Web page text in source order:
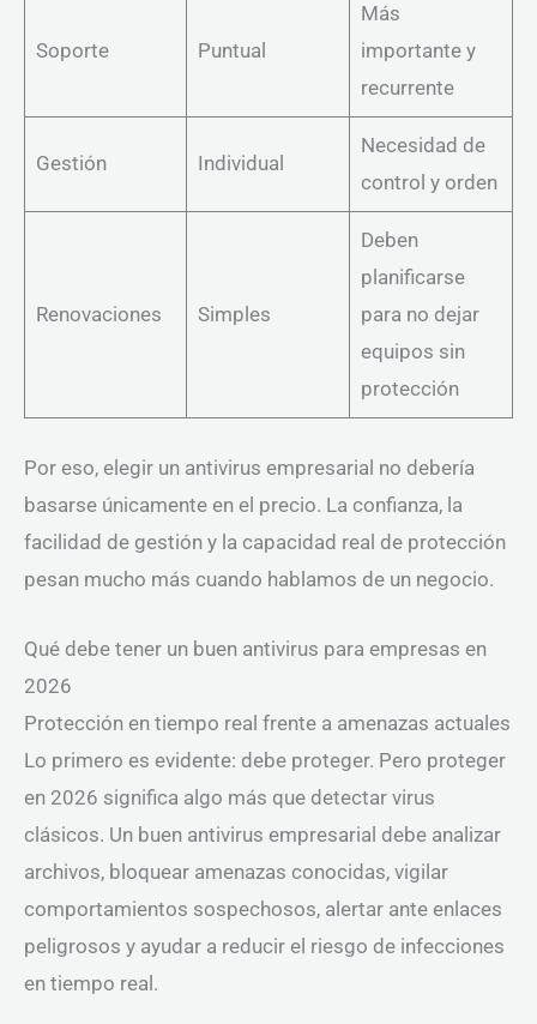
Soporte Puntual
Más
importante y
recurrente
Gestión Individual
Necesidad de
control y orden
Renovaciones Simples
Deben
planificarse
para no dejar
equipos sin
protección
Por eso, elegir un antivirus empresarial no debería
basarse únicamente en el precio. La confianza, la
facilidad de gestión y la capacidad real de protección
pesan mucho más cuando hablamos de un negocio.
Qué debe tener un buen antivirus para empresas en
2026
Protección en tiempo real frente a amenazas actuales
Lo primero es evidente: debe proteger. Pero proteger
en 2026 significa algo más que detectar virus
clásicos. Un buen antivirus empresarial debe analizar
archivos, bloquear amenazas conocidas, vigilar
comportamientos sospechosos, alertar ante enlaces
peligrosos y ayudar a reducir el riesgo de infecciones
en tiempo real.